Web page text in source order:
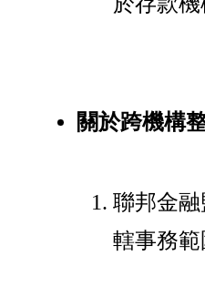
關於跨機構
聯邦金
轄事務範